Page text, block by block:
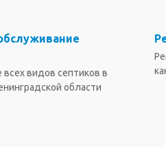
видов септиков в
области